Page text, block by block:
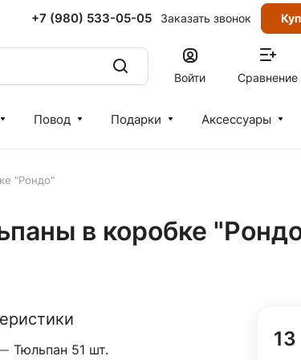
+7 (980) 533-05-05 Заказать звонок
Войти Сравнение
Повод Подарки Аксессуары
"Рондо"
в коробке
Тюльпан 51 шт.